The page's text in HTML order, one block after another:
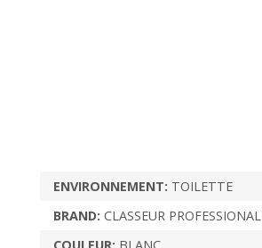
ENVIRONNEMENT: TOILETTE
BRAND: CLASSEUR PROFESSIONAL